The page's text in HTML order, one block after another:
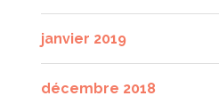
janvier 2019
décembre 2018